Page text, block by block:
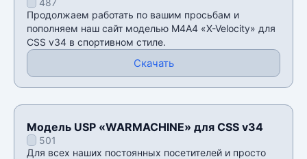
Продолжаем работать по вашим просьбам и
пополняем наш сайт моделью М4А4 «X-Velocity» для
CSS v34 в спортивном стиле.
Скачать
Модель USP «WARMACHINE» для CSS v34
501
Для всех наших постоянных посетителей и просто